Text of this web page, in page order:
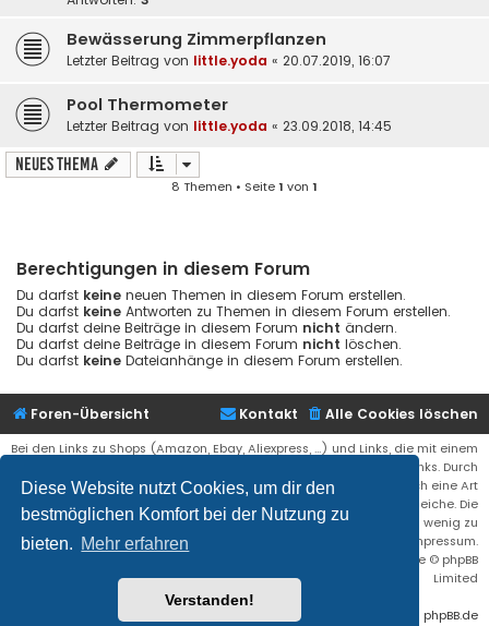
Diese Website nutzt Cookies, um dir den
bestmöglichen Komfort bei der Nutzung zu
bieten. Mehr erfahren
Verstanden!
Bewässerung Zimmerpflanzen
Letzter Beitrag von little.yoda « 20.07.2019, 16:07
Pool Thermometer
Letzter Beitrag von little.yoda « 23.09.2018, 14:45
Neues Thema
8 Themen • Seite1 von 1
Berechtigungen in diesem Forum
Du darfst keine neuen Themen in diesem Forum erstellen.
Du darfst keine Antworten zu Themen in diesem Forum erstellen.
Du darfst deine Beiträge in diesem Forum nicht ändern.
Du darfst deine Beiträge in diesem Forum nicht löschen.
Du darfst keine Dateianhänge in diesem Forum erstellen.
Foren-Übersicht Alle Cookies löschen
Kontakt
Bei den Links zu Shops (Amazon, Ebay, Aliexpress, ...) und Links, die mit einem
Stern (*) markiert sind, kann es sich um sogenannte Affiliate Links. Durch
den Kauf eines Produktes über einen Affiliate Link erhälte ich eine Art
Umsatzbeteiligung gutgeschrieben. Für euch bleibt der Preis der gleiche. Die
Einnahmen helfen die Hostgebühren für diese Webseite ein wenig zu
reduzieren. Siehe auch das Impressum.
® Forum Software © phpBB
Limited
Deutsche Übersetzung durch phpBB.de